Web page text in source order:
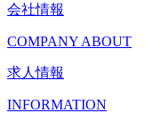
会社情報
COMPANY ABOUT
求人情報
INFORMATION